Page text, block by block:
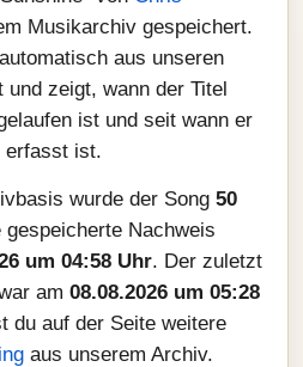
Musikarchiv gespeichert.
aus unseren
und zeigt, wann der Titel
ist und seit wann er
erfasst ist.
wurde der Song 50
Nachweis
um 04:58 Uhr. Der zuletzt
am 08.08.2026 um 05:28
du auf der Seite weitere
aus unserem Archiv.